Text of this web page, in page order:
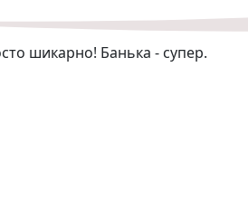
шикарно! Банька - супер.